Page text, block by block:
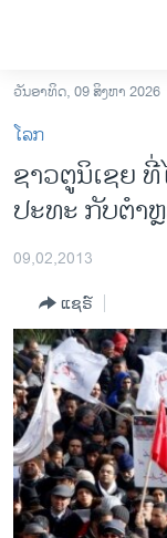
ເຂົ້າ
ຫາ
ຂ້າມ
ຂ້າມ
ຫາ
ອາເມຣິກາ
ການເລືອກຕັ້ງ ປະທາ
ຂ່າວ​ຈີນ
ໂລກ
ເອເຊຍ
ອິດສະຫຼະພາບດ້ານກ
ຊີວິດຊາວລາວ
ຊຸມຊົນຊາວລາວ
ວິທະຍາສາດ-ເທັກໂນ
ວັນອາທິດ, 09 ສິງຫາ 2026
ໂລກ
ຊາວຕູນິເຊຍ
ປະທະ ກັບຕໍາ
09,02,2013
ແຊຣ໌